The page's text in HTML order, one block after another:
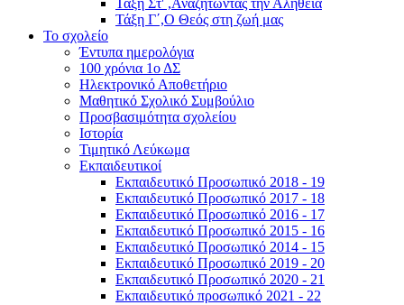
Τάξη Στ' ,Αναζητώντας την Αλήθεια
Τάξη Γ΄,Ο Θεός στη ζωή μας
Το σχολείο
Έντυπα ημερολόγια
100 χρόνια 1ο ΔΣ
Ηλεκτρονικό Αποθετήριο
Μαθητικό Σχολικό Συμβούλιο
Προσβασιμότητα σχολείου
Ιστορία
Τιμητικό Λεύκωμα
Εκπαιδευτικοί
Εκπαιδευτικό Προσωπικό 2018 - 19
Εκπαιδευτικό Προσωπικό 2017 - 18
Εκπαιδευτικό Προσωπικό 2016 - 17
Εκπαιδευτικό Προσωπικό 2015 - 16
Εκπαιδευτικό Προσωπικό 2014 - 15
Εκπαιδευτικό Προσωπικό 2019 - 20
Εκπαιδευτικό Προσωπικό 2020 - 21
Εκπαιδευτικό προσωπικό 2021 - 22